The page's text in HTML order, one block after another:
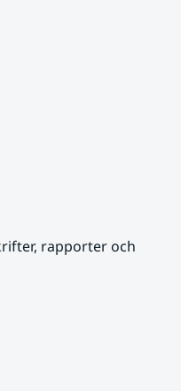
rapporter och